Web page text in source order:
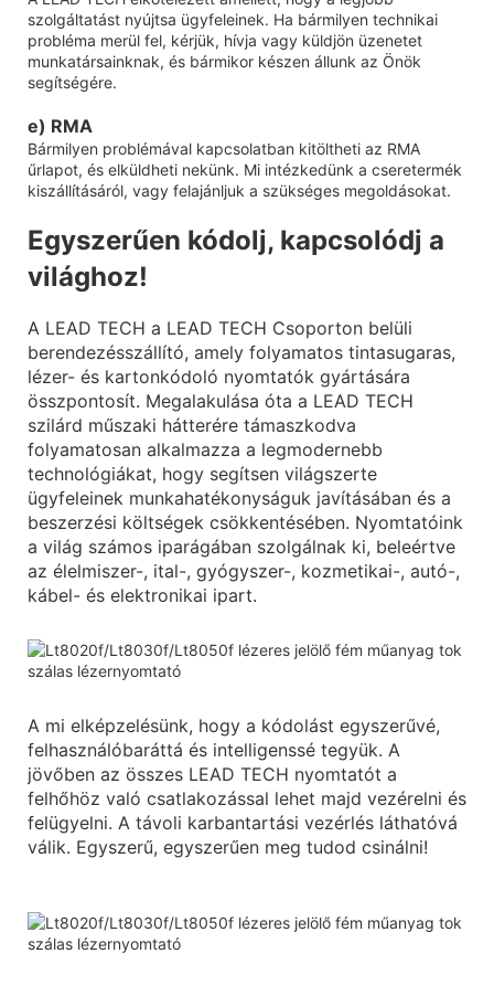
szolgáltatást nyújtsa ügyfeleinek. Ha bármilyen technikai
probléma merül fel, kérjük, hívja vagy küldjön üzenetet
munkatársainknak, és bármikor készen állunk az Önök
segítségére.
e) RMA
Bármilyen problémával kapcsolatban kitöltheti az RMA
űrlapot, és elküldheti nekünk. Mi intézkedünk a cseretermék
kiszállításáról, vagy felajánljuk a szükséges megoldásokat.
Egyszerűen kódolj, kapcsolódj a
világhoz!
A LEAD TECH a LEAD TECH Csoporton belüli
berendezésszállító, amely folyamatos tintasugaras,
lézer- és kartonkódoló nyomtatók gyártására
összpontosít. Megalakulása óta a LEAD TECH
szilárd műszaki hátterére támaszkodva
folyamatosan alkalmazza a legmodernebb
technológiákat, hogy segítsen világszerte
ügyfeleinek munkahatékonyságuk javításában és a
beszerzési költségek csökkentésében. Nyomtatóink
a világ számos iparágában szolgálnak ki, beleértve
az élelmiszer-, ital-, gyógyszer-, kozmetikai-, autó-,
kábel- és elektronikai ipart.
A mi elképzelésünk, hogy a kódolást egyszerűvé,
felhasználóbaráttá és intelligenssé tegyük. A
jövőben az összes LEAD TECH nyomtatót a
felhőhöz való csatlakozással lehet majd vezérelni és
felügyelni. A távoli karbantartási vezérlés láthatóvá
válik. Egyszerű, egyszerűen meg tudod csinálni!